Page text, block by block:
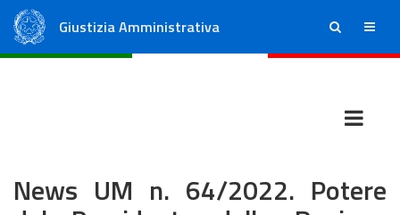
Giustizia Amministrativa ricerca menu
News UM n. 64/2022. Potere